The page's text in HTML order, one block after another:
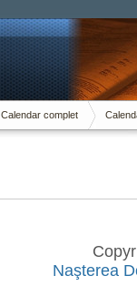
Calendar complet
Naşterea